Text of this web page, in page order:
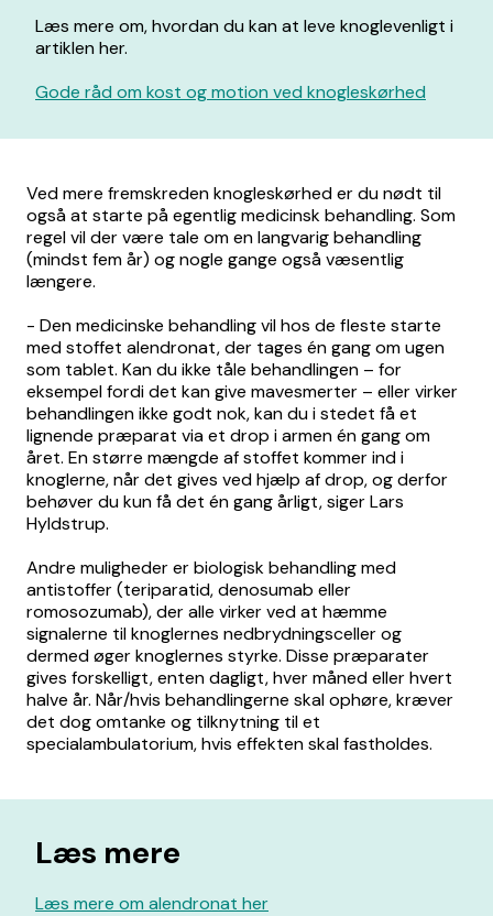
Læs mere om, hvordan du kan at leve knoglevenligt i
artiklen her.
Gode råd om kost og motion ved knogleskørhed
Ved mere fremskreden knogleskørhed er du nødt til
også at starte på egentlig medicinsk behandling. Som
regel vil der være tale om en langvarig behandling
(mindst fem år) og nogle gange også væsentlig
længere.
- Den medicinske behandling vil hos de fleste starte
med stoffet alendronat, der tages én gang om ugen
som tablet. Kan du ikke tåle behandlingen – for
eksempel fordi det kan give mavesmerter – eller virker
behandlingen ikke godt nok, kan du i stedet få et
lignende præparat via et drop i armen én gang om
året. En større mængde af stoffet kommer ind i
knoglerne, når det gives ved hjælp af drop, og derfor
behøver du kun få det én gang årligt, siger Lars
Hyldstrup.
Andre muligheder er biologisk behandling med
antistoffer (teriparatid, denosumab eller
romosozumab), der alle virker ved at hæmme
signalerne til knoglernes nedbrydningsceller og
dermed øger knoglernes styrke. Disse præparater
gives forskelligt, enten dagligt, hver måned eller hvert
halve år. Når/hvis behandlingerne skal ophøre, kræver
det dog omtanke og tilknytning til et
specialambulatorium, hvis effekten skal fastholdes.
Læs mere
Læs mere om alendronat her